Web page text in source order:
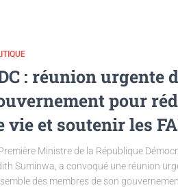
: réunion urgente
pour
vie et soutenir les
Ministre de la République
Suminwa, a convoqué une réunion
des membres de son